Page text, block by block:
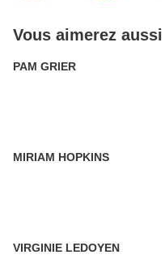
Vous aimerez aussi
PAM GRIER
MIRIAM HOPKINS
VIRGINIE LEDOYEN